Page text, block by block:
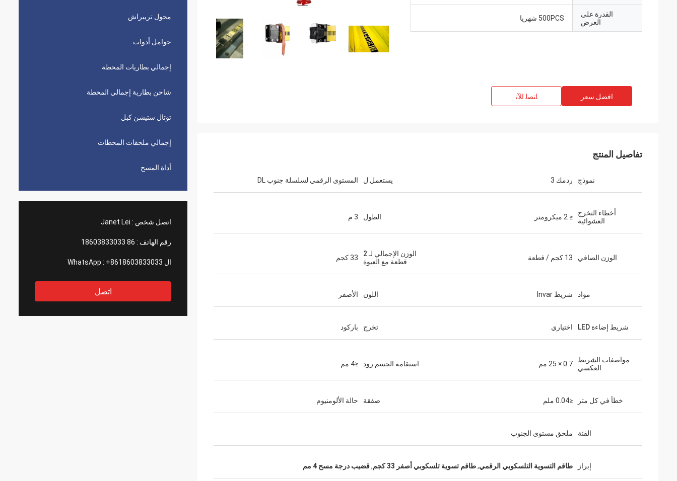
محول تريبراش
حوامل أدوات
إجمالي بطاريات المحطة
شاحن بطارية إجمالي المحطة
توتال ستيشن كبل
إجمالي ملحقات المحطات
أداة المسح
اتصل شخص : Janet Lei
رقم الهاتف : 86 18603833033
ال WhatsApp : +8618603833033
اتصل
القدرة على
العرض
500PCS شهريا
افضل سعر ﺎﺘﺼﻟ ﺍﻶﻧ
تفاصيل المنتج
نموذج ردمك 3 يستعمل ل المستوى الرقمي لسلسلة جنوب DL
أخطاء التخرج
العشوائية
≤ 2 ميكرومتر الطول 3 م
الوزن الصافي 13 كجم / قطعة
الوزن الإجمالي لـ 2
قطعة مع العبوة
33 كجم
مواد شريط Invar اللون الأصفر
شريط إضاءة LED اختياري تخرج باركود
مواصفات الشريط
العكسي
0.7 × 25 مم استقامة الجسم رود ≤4 مم
خطأ في كل متر ≤0.04 ملم صفقة حالة الألومنيوم
الفئة ملحق مستوى الجنوب
إبراز طاقم التسوية التلسكوبي الرقمي,طاقم تسوية تلسكوبي أصفر 33 كجم ,قضيب درجة مسح 4 مم